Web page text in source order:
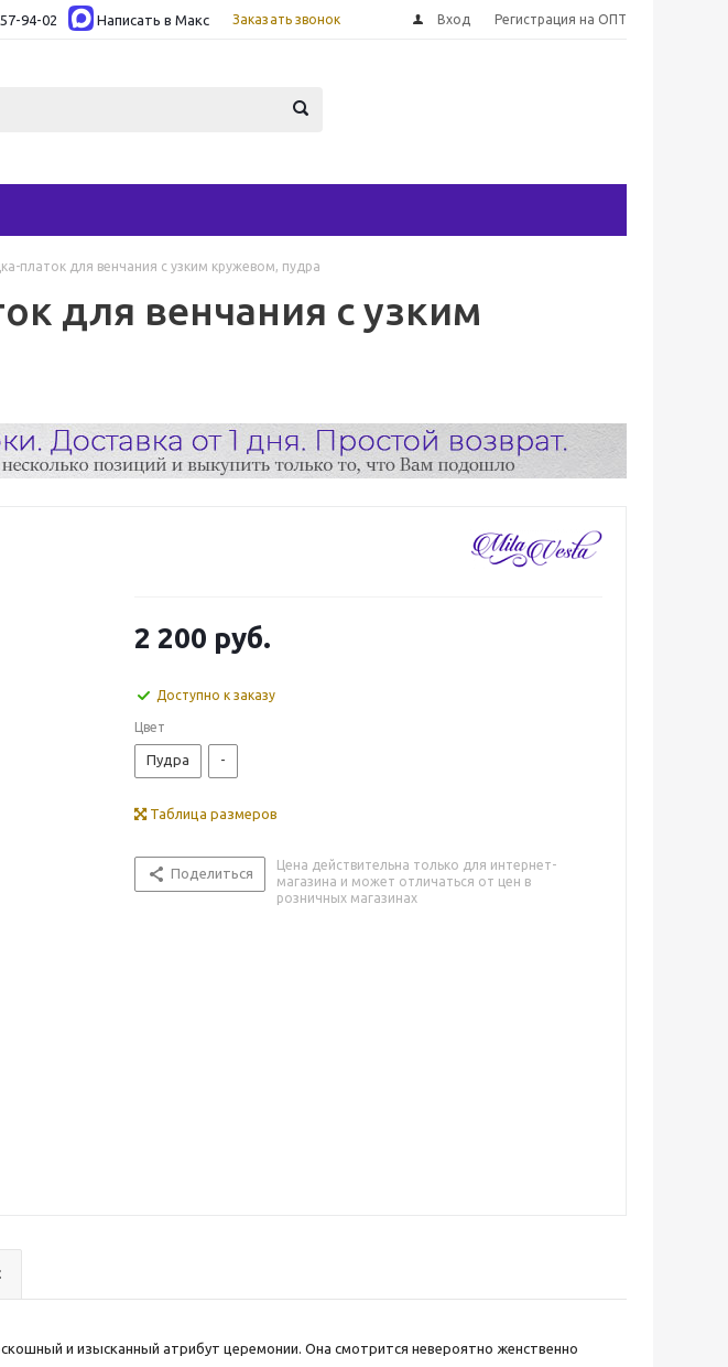
94-02 Написать в Maкс Заказать звонок Вход Регистрация на ОПТ
платок для венчания с узким кружевом, пудра
для венчания с узким
2 200 руб.
Доступно к заказу
Цвет
Пудра -
Таблица размеров
Поделиться
Цена действительна только для интернет-
магазина и может отличаться от цен в
розничных магазинах
и изысканный атрибут церемонии. Она смотрится невероятно женственно